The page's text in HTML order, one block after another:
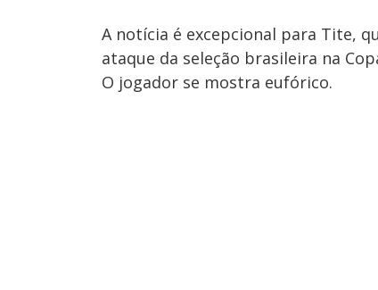
A notícia é excepcional para Tite,
ataque da seleção brasileira na
O jogador se mostra eufórico.